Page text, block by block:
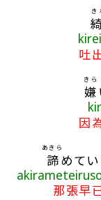
き
吐
嫌
きら
因
諦
あきら
めて
那張早